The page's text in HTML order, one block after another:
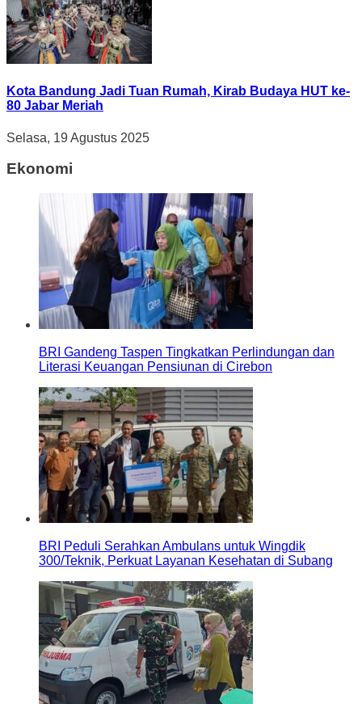
Kota Bandung Jadi Tuan Rumah, Kirab Budaya HUT ke-
80 Jabar Meriah
Selasa, 19 Agustus 2025
Ekonomi
BRI Gandeng Taspen Tingkatkan Perlindungan dan
Literasi Keuangan Pensiunan di Cirebon
BRI Peduli Serahkan Ambulans untuk Wingdik
300/Teknik, Perkuat Layanan Kesehatan di Subang